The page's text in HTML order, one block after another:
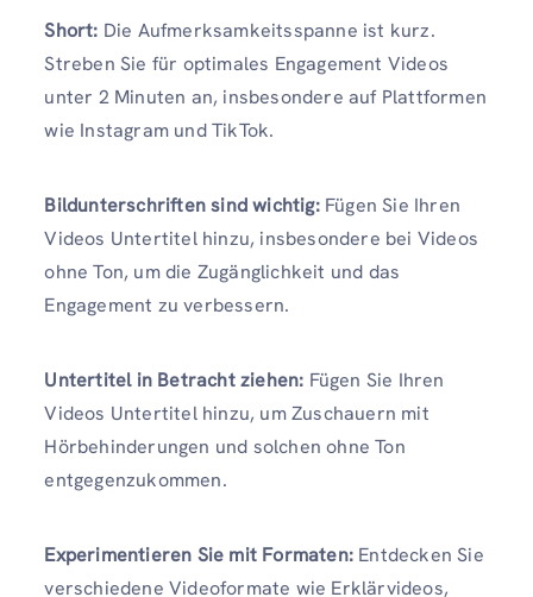
Short: Die Aufmerksamkeitsspanne ist kurz.
Streben Sie für optimales Engagement Videos
unter 2 Minuten an, insbesondere auf Plattformen
wie Instagram und TikTok.
Bildunterschriften sind wichtig: Fügen Sie Ihren
Videos Untertitel hinzu, insbesondere bei Videos
ohne Ton, um die Zugänglichkeit und das
Engagement zu verbessern.
Untertitel in Betracht ziehen: Fügen Sie Ihren
Videos Untertitel hinzu, um Zuschauern mit
Hörbehinderungen und solchen ohne Ton
entgegenzukommen.
Experimentieren Sie mit Formaten: Entdecken Sie
verschiedene Videoformate wie Erklärvideos,